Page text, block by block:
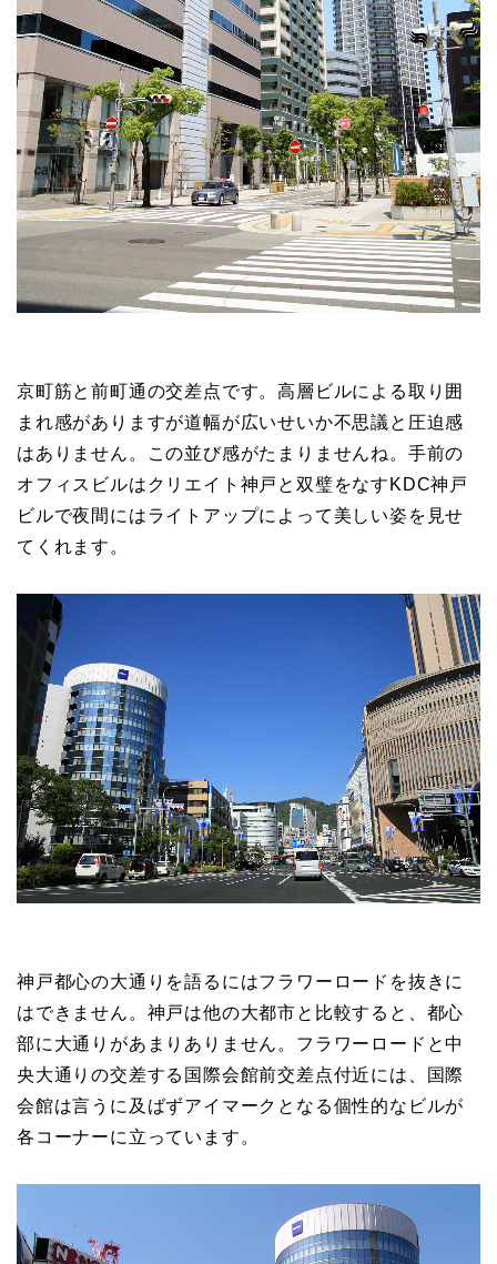
京町筋と前町通の交差点です。高層ビルによる取り囲
まれ感がありますが道幅が広いせいか不思議と圧迫感
はありません。この並び感がたまりませんね。手前の
オフィスビルはクリエイト神戸と双璧をなすKDC神戸
ビルで夜間にはライトアップによって美しい姿を見せ
てくれます。
神戸都心の大通りを語るにはフラワーロードを抜きに
はできません。神戸は他の大都市と比較すると、都心
部に大通りがあまりありません。フラワーロードと中
央大通りの交差する国際会館前交差点付近には、国際
会館は言うに及ばずアイマークとなる個性的なビルが
各コーナーに立っています。